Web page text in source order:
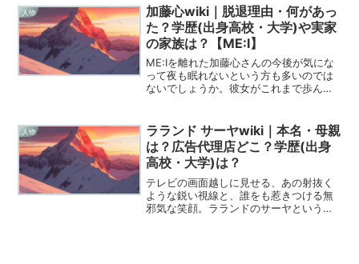
な伝説を刻み始めており、その一挙手一
投足から目が離せませんよ...
人物
加藤心wiki｜脱退理由・何があっ
た？学歴(出身高校・大学)や実家
の家族は？【ME:I】
ME:Iを離れた加藤心さんの今後が気にな
って夜も眠れないという方も多いのでは
ないでしょうか。彼女がこれまで歩んで
解説していこうと思います。加藤心｜プ
ロフィール...
人物
ラランド サーヤwiki｜本名・母親
は？広告代理店どこ？学歴(出身
高校・大学)は？
テレビの画面越しに見せる、あの射抜く
ような鋭い視線と、誰をも惹きつける無
邪気な笑顔。ラランドのサーヤという表